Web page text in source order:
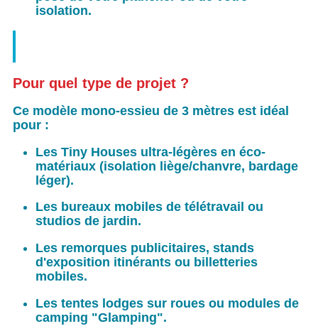
isolation.
Pour quel type de projet ?
Ce modèle mono-essieu de 3 mètres est idéal
pour :
Les Tiny Houses ultra-légères en éco-
matériaux (isolation liège/chanvre, bardage
léger).
Les bureaux mobiles de télétravail ou
studios de jardin.
Les remorques publicitaires, stands
d'exposition itinérants ou billetteries
mobiles.
Les tentes lodges sur roues ou modules de
camping "Glamping".